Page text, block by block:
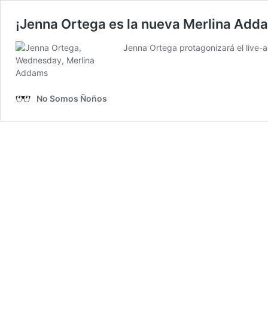
¡Jenna Ortega es la nueva Merlina
Jenna Ortega protagonizará el live-
No Somos Ñoños